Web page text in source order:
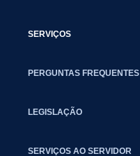
SERVIÇOS
PERGUNTAS FREQUENTES
LEGISLAÇÃO
SERVIÇOS AO SERVIDOR